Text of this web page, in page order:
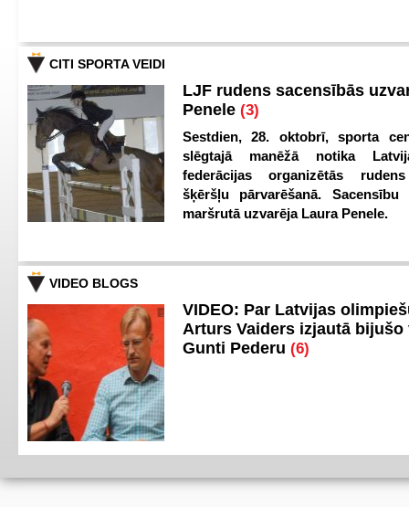
CITI SPORTA VEIDI
LJF rudens sacensībās
Penele (3)
Sestdien, 28. oktobrī, sporta
slēgtajā manēžā notika
federācijas organizētās
šķēršļu pārvarēšanā. Sacensību
maršrutā uzvarēja Laura Penele.
VIDEO BLOGS
VIDEO: Par Latvijas
Arturs Vaiders izjautā bijušo
Gunti Pederu (6)